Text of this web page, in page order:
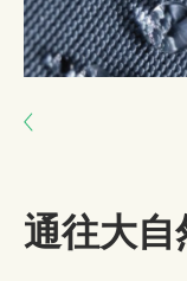
通往大自